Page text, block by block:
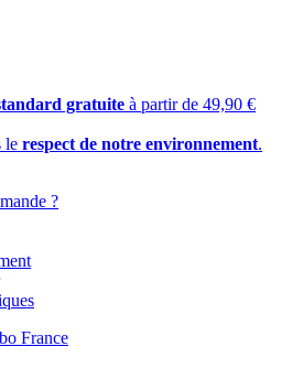
gratuite à partir de 49,90 €
le respect de notre environnement.
?